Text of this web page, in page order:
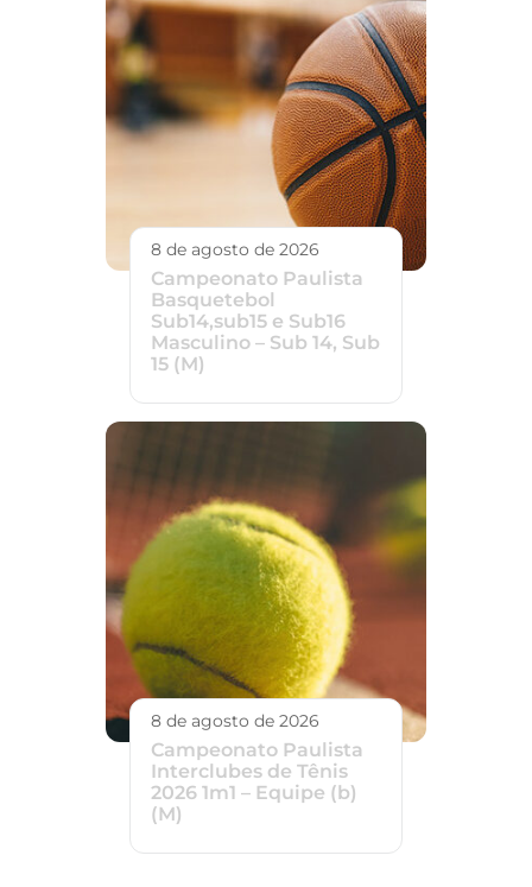
8 de agosto de 2026
Campeonato Paulista
Basquetebol
Sub14,sub15 e Sub16
Masculino – Sub 14, Sub
15 (M)
8 de agosto de 2026
Campeonato Paulista
Interclubes de Tênis
2026 1m1 – Equipe (b)
(M)